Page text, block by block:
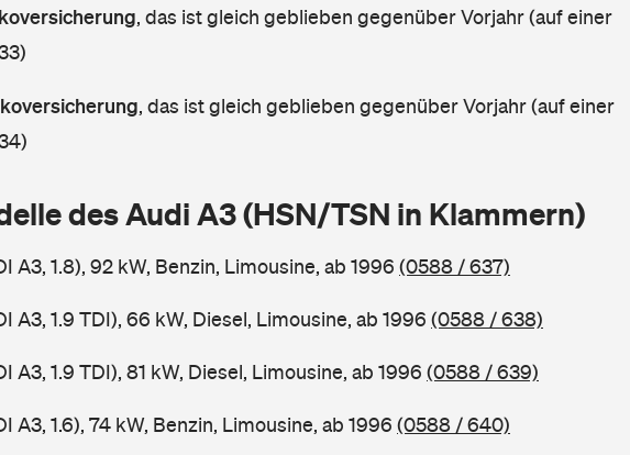
, das ist gleich geblieben gegenüber Vorjahr (auf einer
, das ist gleich geblieben gegenüber Vorjahr (auf einer
des Audi A3 (HSN/TSN in Klammern)
A3, 1.8), 92 kW, Benzin, Limousine, ab 1996 (0588 / 637)
A3, 1.9 TDI), 66 kW, Diesel, Limousine, ab 1996 (0588 / 638)
A3, 1.9 TDI), 81 kW, Diesel, Limousine, ab 1996 (0588 / 639)
A3, 1.6), 74 kW, Benzin, Limousine, ab 1996 (0588 / 640)